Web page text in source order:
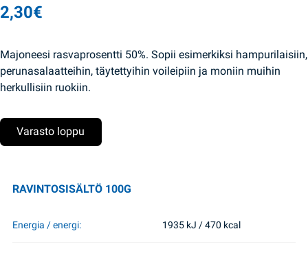
2,30€
Majoneesi rasvaprosentti 50%. Sopii esimerkiksi hampurilaisiin,
perunasalaatteihin, täytettyihin voileipiin ja moniin muihin
herkullisiin ruokiin.
Varasto loppu
RAVINTOSISÄLTÖ 100G
Energia / energi: 1935 kJ / 470 kcal